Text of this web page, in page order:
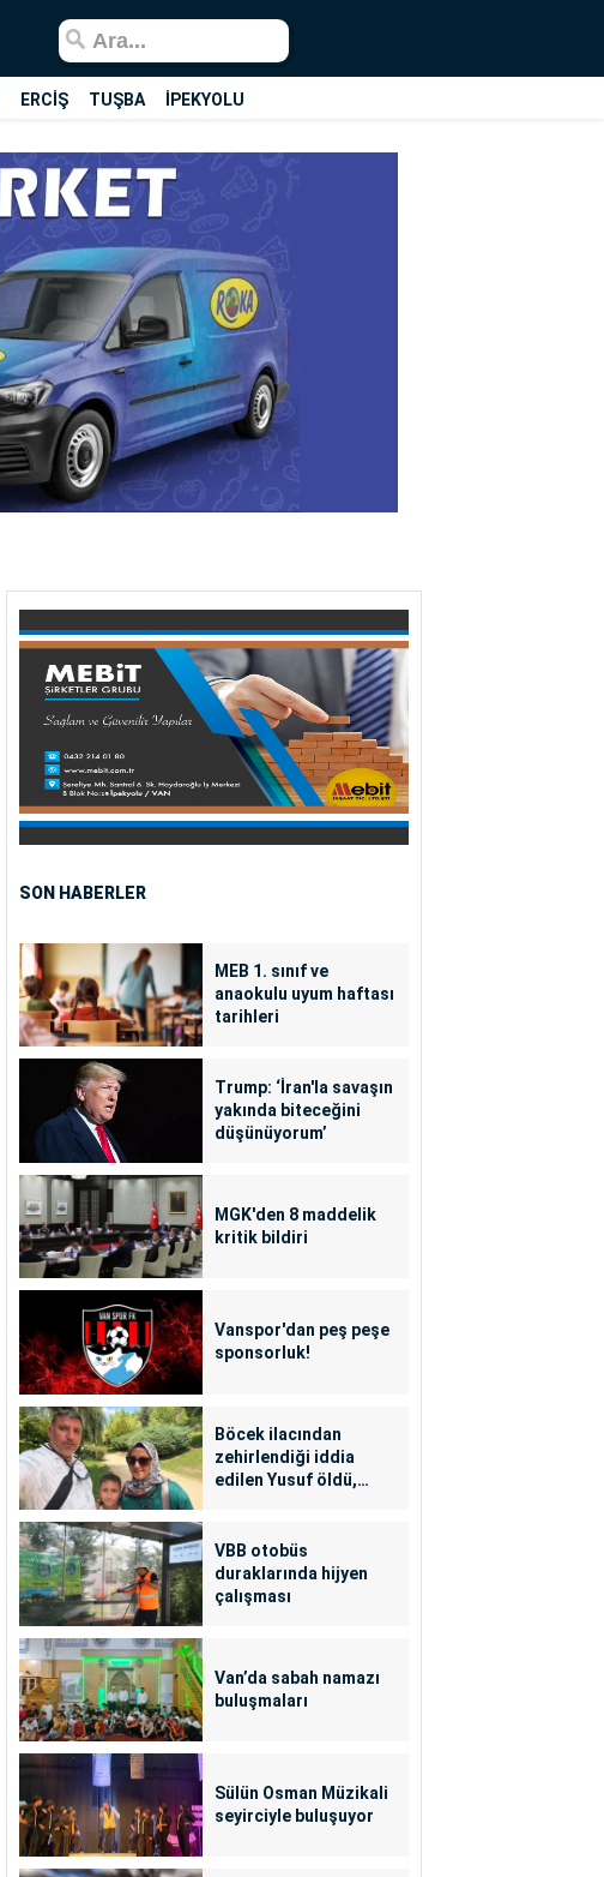
ERCİŞ TUŞBA İPEKYOLU
SON HABERLER
MEB 1. sınıf ve
anaokulu uyum haftası
tarihleri
Trump: ‘İran'la savaşın
yakında biteceğini
düşünüyorum’
MGK'den 8 maddelik
kritik bildiri
Vanspor'dan peş peşe
sponsorluk!
Böcek ilacından
zehirlendiği iddia
edilen Yusuf öldü,
VBB otobüs
duraklarında hijyen
çalışması
Van’da sabah namazı
buluşmaları
Sülün Osman Müzikali
seyirciyle buluşuyor